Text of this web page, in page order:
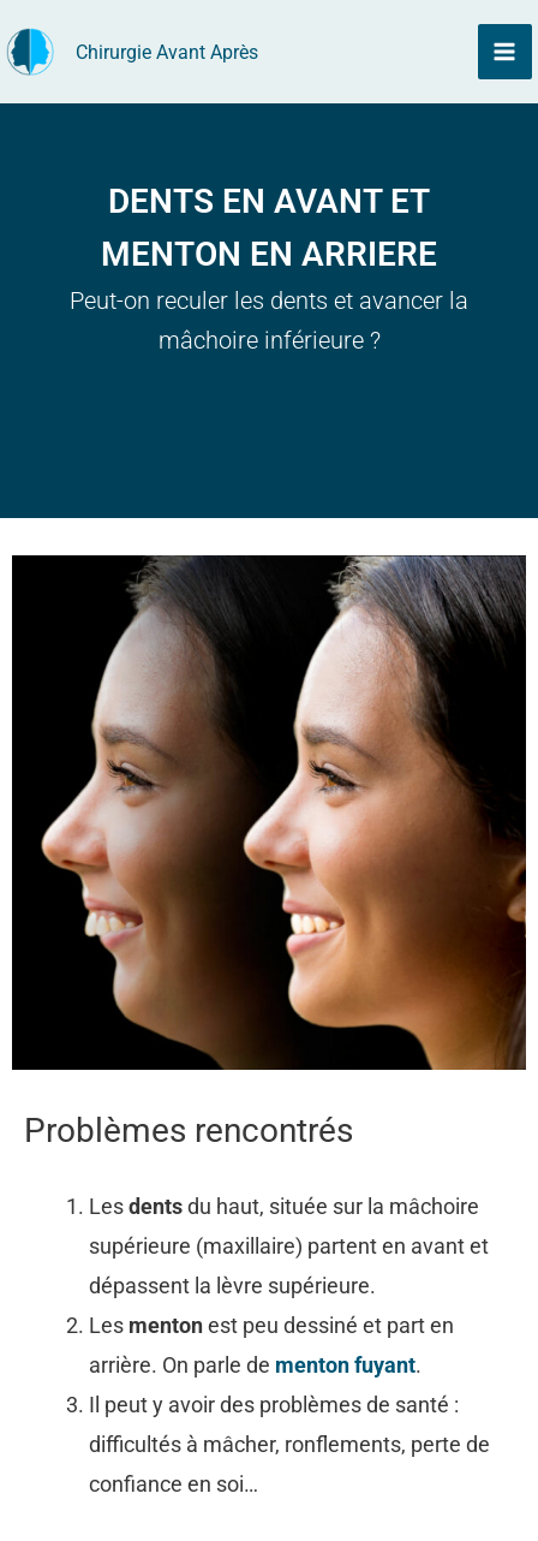
au
contenu
Chirurgie Avant Après
DENTS EN AVANT ET
MENTON EN ARRIERE
Peut-on reculer les dents et avancer la
mâchoire inférieure ?
Problèmes rencontrés
Lesdentsdu haut, située sur la mâchoire
supérieure (maxillaire) partent en avant et
dépassent la lèvre supérieure.
Les mentonest peu dessiné et part en
arrière. On parle de menton fuyant.
Il peut y avoir des problèmes de santé :
difficultés à mâcher, ronflements, perte de
confiance en soi…